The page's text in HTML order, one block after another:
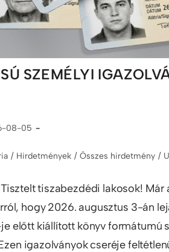
SZEMÉLYI
08-05
/ Hirdetmények / Összes hirdetmény /
tiszabezdédi lakosok! Már
hogy 2026. augusztus 3-án
előtt kiállított könyv formátumú
igazolványok cseréje